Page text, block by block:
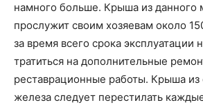
намного больше. Крыша из данного
прослужит своим хозяевам около
за время всего срока эксплуатации
тратиться на дополнительные
реставрационные работы. Крыша из
железа следует перестилать